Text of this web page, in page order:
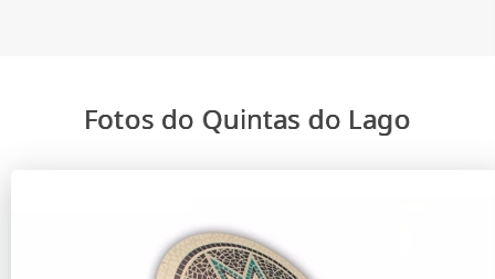
Fotos do Quintas do Lago